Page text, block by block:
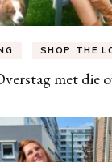
SHOP THE
met die